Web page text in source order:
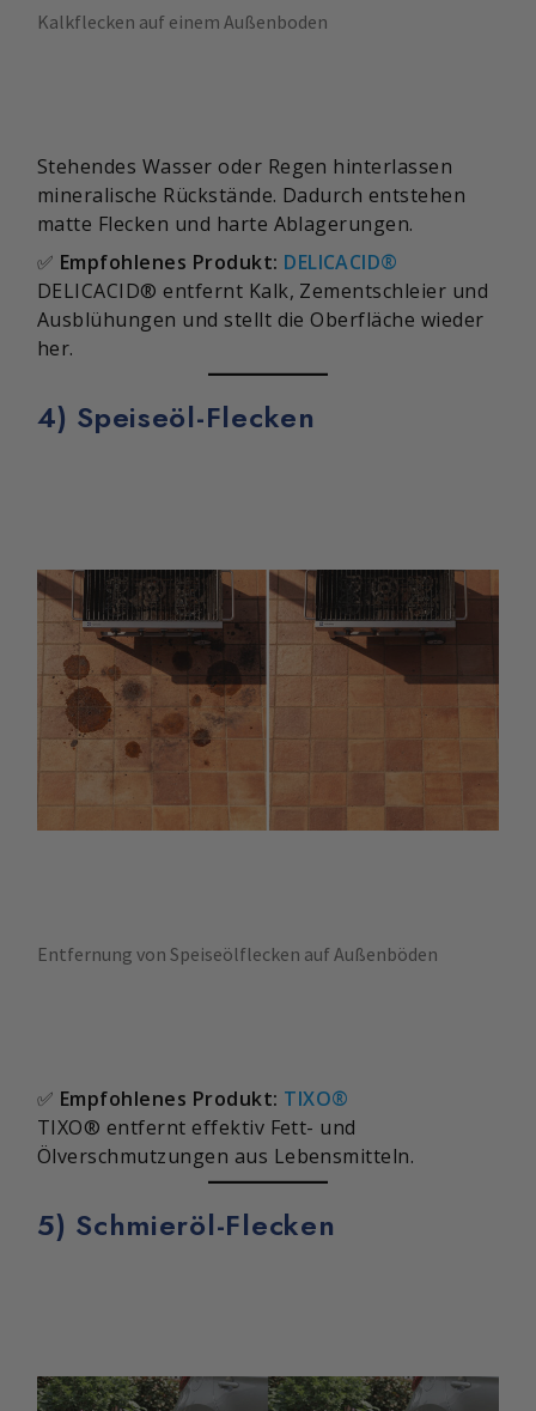
Kalkflecken auf einem Außenboden
Stehendes Wasser oder Regen hinterlassen
mineralische Rückstände. Dadurch entstehen
matte Flecken und harte Ablagerungen.
✅ Empfohlenes Produkt: DELICACID®
DELICACID® entfernt Kalk, Zementschleier und
Ausblühungen und stellt die Oberfläche wieder
her.
4) Speiseöl-Flecken
Entfernung von Speiseölflecken auf Außenböden
✅ Empfohlenes Produkt: TIXO®
TIXO® entfernt effektiv Fett- und
Ölverschmutzungen aus Lebensmitteln.
5) Schmieröl-Flecken